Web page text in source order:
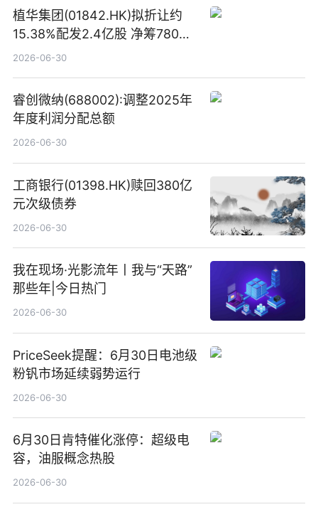
植华集团(01842.HK)拟折让约
15.38%配发2.4亿股 净筹780万
港元
2026-06-30
睿创微纳(688002):调整2025年
年度利润分配总额
2026-06-30
工商银行(01398.HK)赎回380亿
元次级债券
2026-06-30
我在现场·光影流年丨我与“天路”
那些年|今日热门
2026-06-30
PriceSeek提醒：6月30日电池级
粉钒市场延续弱势运行
2026-06-30
6月30日肯特催化涨停：超级电
容，油服概念热股
2026-06-30